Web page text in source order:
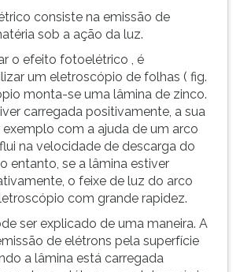
consiste na emissão de
sob a ação da luz.
o efeito fotoelétrico , é
um eletroscópio de folhas ( fig.
monta-se uma lâmina de zinco.
carregada positivamente, a sua
com a ajuda de um arco
na velocidade de descarga do
entanto, se a lâmina estiver
o feixe de luz do arco
com grande rapidez.
ser explicado de uma maneira. A
de elétrons pela superfície
a lâmina está carregada